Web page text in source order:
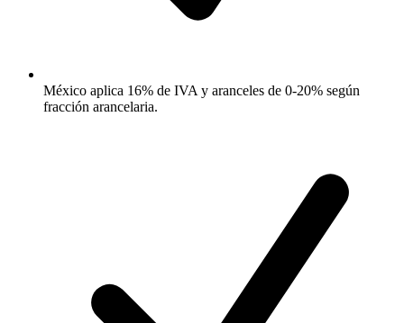
México aplica 16% de IVA y aranceles de 0-20% según
fracción arancelaria.